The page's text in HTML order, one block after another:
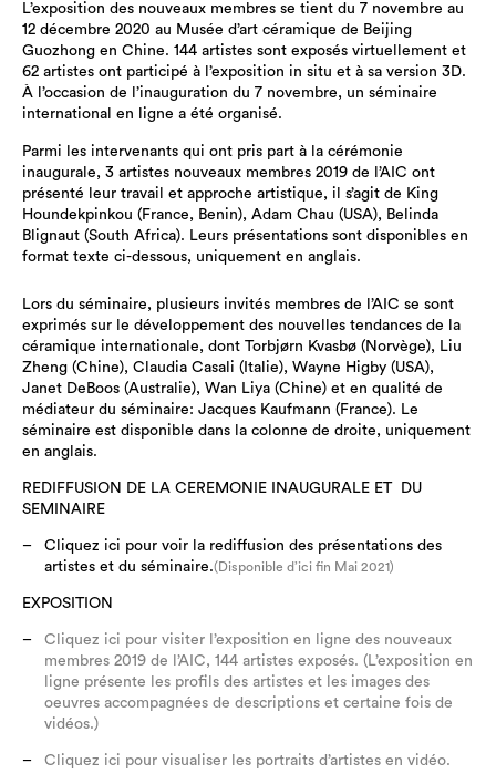
L’exposition des nouveaux membres se tient du 7 novembre au
12 décembre 2020 au Musée d’art céramique de Beijing
Guozhong en Chine. 144 artistes sont exposés virtuellement et
62 artistes ont participé à l’exposition in situ et à sa version 3D.
À l’occasion de l’inauguration du 7 novembre, un séminaire
international en ligne a été organisé.
Parmi les intervenants qui ont pris part à la cérémonie
inaugurale, 3 artistes nouveaux membres 2019 de l’AIC ont
présenté leur travail et approche artistique, il s’agit de King
Houndekpinkou (France, Benin), Adam Chau (USA), Belinda
Blignaut (South Africa). Leurs présentations sont disponibles en
format texte ci-dessous, uniquement en anglais.
Lors du séminaire, plusieurs invités membres de l’AIC se sont
exprimés sur le développement des nouvelles tendances de la
céramique internationale, dont Torbjørn Kvasbø (Norvège), Liu
Zheng (Chine), Claudia Casali (Italie), Wayne Higby (USA),
Janet DeBoos (Australie), Wan Liya (Chine) et en qualité de
médiateur du séminaire: Jacques Kaufmann (France). Le
séminaire est disponible dans la colonne de droite, uniquement
en anglais.
REDIFFUSION DE LA CEREMONIE INAUGURALE ET DU
SEMINAIRE
Cliquez ici pour voir la rediffusion des présentations des
artistes et du séminaire.(Disponible d’ici fin Mai 2021)
EXPOSITION
Cliquez ici pour visiter l’exposition en ligne des nouveaux
membres 2019 de l’AIC, 144 artistes exposés. (L’exposition en
ligne présente les profils des artistes et les images des
oeuvres accompagnées de descriptions et certaine fois de
vidéos.)
Cliquez ici pour visualiser les portraits d’artistes en vidéo.